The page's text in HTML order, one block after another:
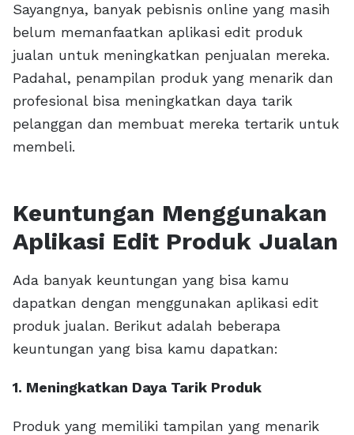
Sayangnya, banyak pebisnis online yang masih
belum memanfaatkan aplikasi edit produk
jualan untuk meningkatkan penjualan mereka.
Padahal, penampilan produk yang menarik dan
profesional bisa meningkatkan daya tarik
pelanggan dan membuat mereka tertarik untuk
membeli.
Keuntungan Menggunakan
Aplikasi Edit Produk Jualan
Ada banyak keuntungan yang bisa kamu
dapatkan dengan menggunakan aplikasi edit
produk jualan. Berikut adalah beberapa
keuntungan yang bisa kamu dapatkan:
1. Meningkatkan Daya Tarik Produk
Produk yang memiliki tampilan yang menarik